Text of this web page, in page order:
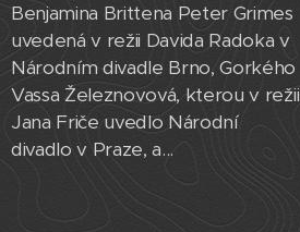
Benjamina Brittena Peter Grimes
uvedená v režii Davida Radoka v
Národním divadle Brno, Gorkého
Vassa Železnovová, kterou v režii
Jana Friče uvedlo Národní
divadlo v Praze, a...